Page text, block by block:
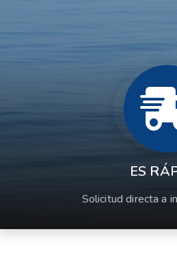
ES
Solicitud directa a